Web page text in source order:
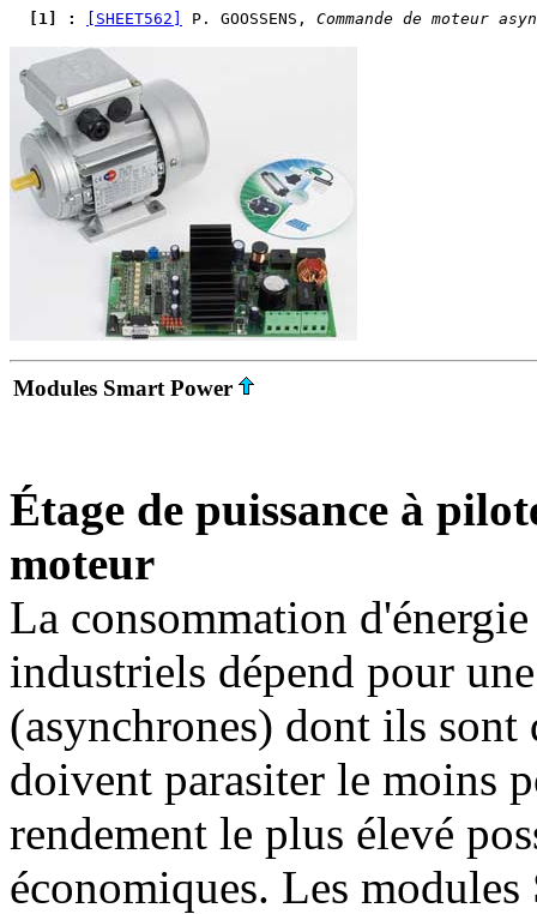
  [1] :
[SHEET562] P. GOOSSENS, Commande de moteur
Modules Smart Power
Étage de puissance à
moteur
La consommation
industriels dépend pour
(asynchrones) dont ils sont
doivent parasiter le moins
rendement le plus élevé
économiques. Les